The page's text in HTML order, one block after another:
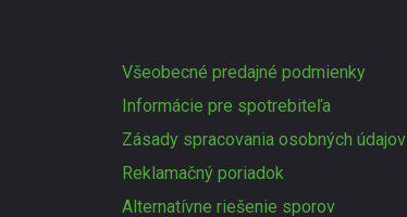
Všeobecné predajné podmienky
Informácie pre spotrebiteľa
Zásady spracovania osobných údajov
Reklamačný poriadok
Alternatívne riešenie sporov